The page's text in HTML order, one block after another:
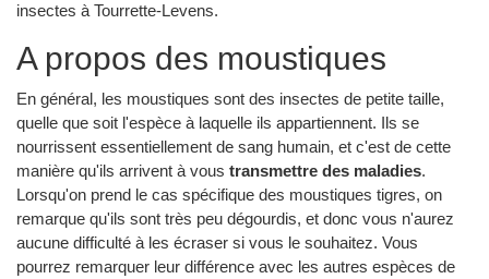
insectes à Tourrette-Levens.
A propos des moustiques
En général, les moustiques sont des insectes de petite taille,
quelle que soit l'espèce à laquelle ils appartiennent. Ils se
nourrissent essentiellement de sang humain, et c'est de cette
manière qu'ils arrivent à vous transmettre des maladies.
Lorsqu'on prend le cas spécifique des moustiques tigres, on
remarque qu'ils sont très peu dégourdis, et donc vous n'aurez
aucune difficulté à les écraser si vous le souhaitez. Vous
pourrez remarquer leur différence avec les autres espèces de